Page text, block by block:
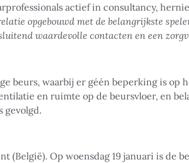
actief in consultancy,
opgebouwd met de belangrijkste
waardevolle contacten en een
beurs, waarbij er géén beperking is op
en ruimte op de beursvloer, en
gevolgd.
(België). Op woensdag 19 januari is de